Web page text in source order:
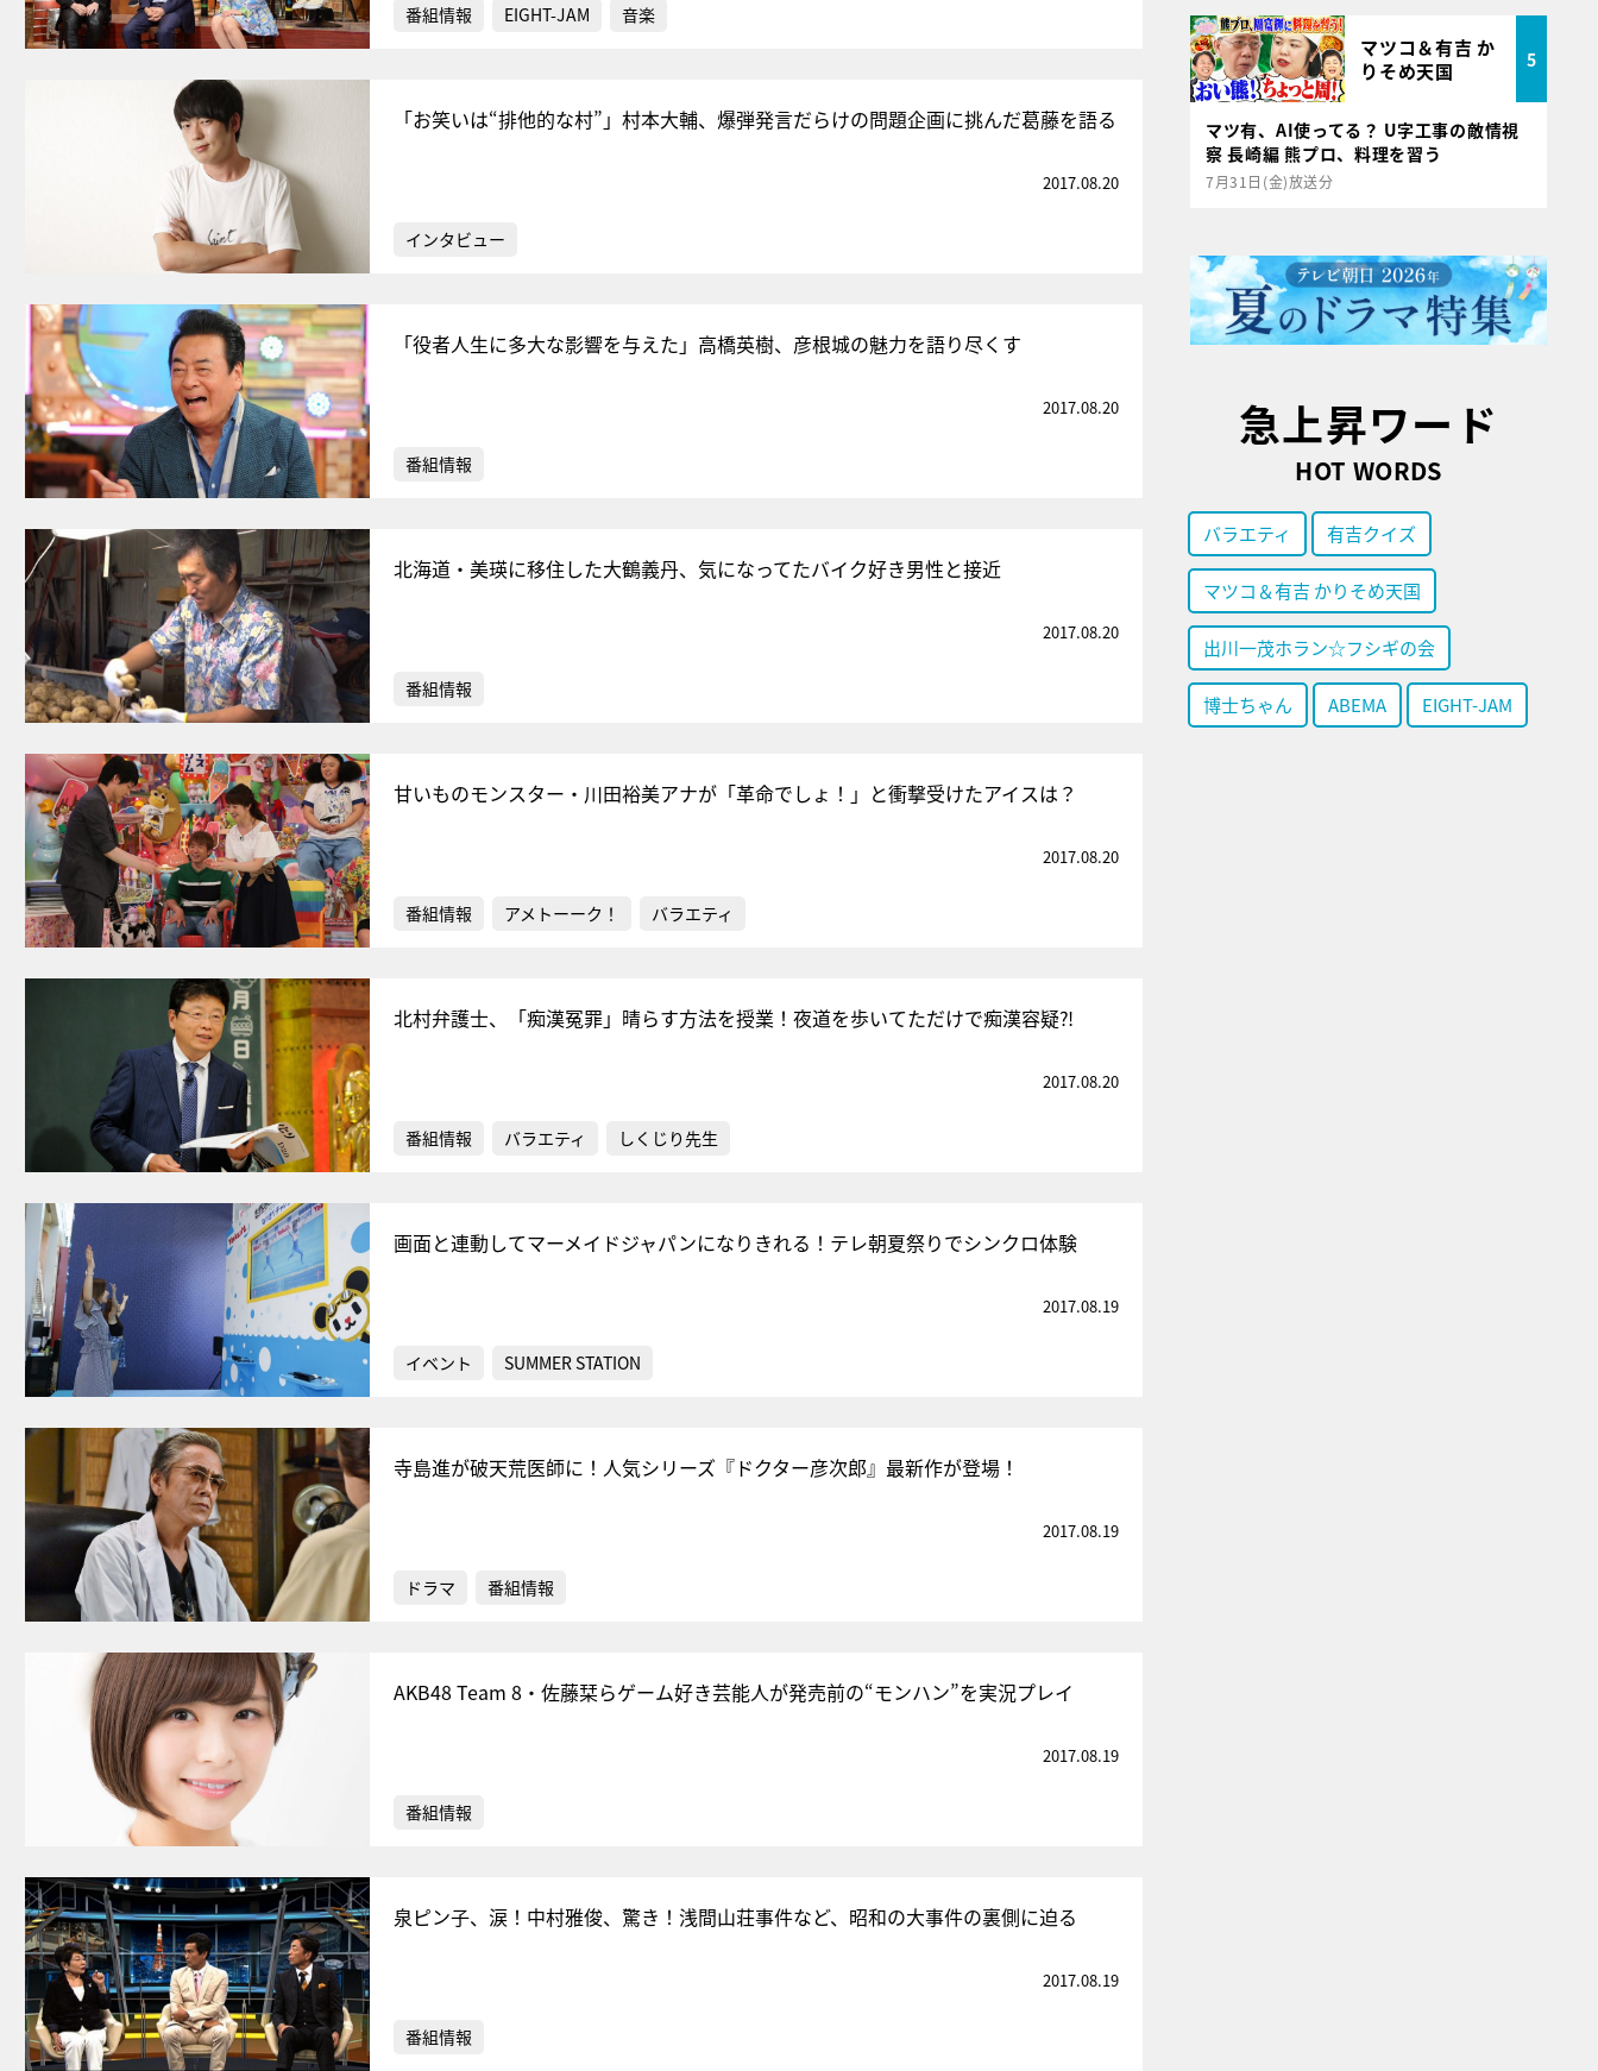
番組情報 EIGHT-JAM 音楽
「お笑いは“排他的な村”」村本大輔、爆弾発言だらけの問題企画に挑んだ葛藤を語る
2017.08.20
インタビュー
「役者人生に多大な影響を与えた」高橋英樹、彦根城の魅力を語り尽くす
2017.08.20
番組情報
北海道・美瑛に移住した大鶴義丹、気になってたバイク好き男性と接近
2017.08.20
番組情報
甘いものモンスター・川田裕美アナが「革命でしょ！」と衝撃受けたアイスは？
2017.08.20
番組情報 アメトーーク！ バラエティ
北村弁護士、「痴漢冤罪」晴らす方法を授業！夜道を歩いてただけで痴漢容疑⁈
2017.08.20
番組情報 バラエティ しくじり先生
画面と連動してマーメイドジャパンになりきれる！テレ朝夏祭りでシンクロ体験
2017.08.19
イベント SUMMER STATION
寺島進が破天荒医師に！人気シリーズ『ドクター彦次郎』最新作が登場！
2017.08.19
ドラマ 番組情報
AKB48 Team 8・佐藤栞らゲーム好き芸能人が発売前の“モンハン”を実況プレイ
2017.08.19
番組情報
泉ピン子、涙！中村雅俊、驚き！浅間山荘事件など、昭和の大事件の裏側に迫る
2017.08.19
番組情報
マツコ＆有吉 か
りそめ天国
5
マツ有、AI使ってる？ U字工事の敵情視
察 長崎編 熊プロ、料理を習う
7月31日(金)放送分
急上昇ワード
HOT WORDS
バラエティ 有吉クイズ
マツコ＆有吉 かりそめ天国
出川一茂ホラン☆フシギの会
博士ちゃん ABEMA EIGHT-JAM